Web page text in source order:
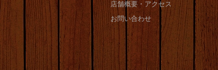
店舗概要・アクセス
お問い合わせ